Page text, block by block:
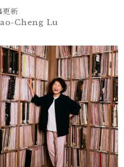
更新
Cheng Lu